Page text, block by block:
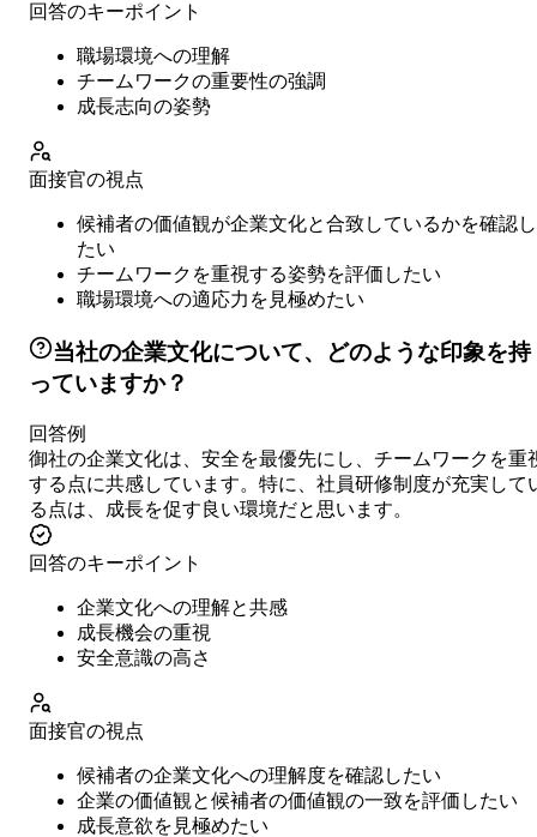
回答のキーポイント
職場環境への理解
チームワークの重要性の強調
成長志向の姿勢
面接官の視点
候補者の価値観が企業文化と合致しているかを確認し
たい
チームワークを重視する姿勢を評価したい
職場環境への適応力を見極めたい
当社の企業文化について、どのような印象を持
っていますか？
回答例
御社の企業文化は、安全を最優先にし、チームワークを重
する点に共感しています。特に、社員研修制度が充実して
る点は、成長を促す良い環境だと思います。
回答のキーポイント
企業文化への理解と共感
成長機会の重視
安全意識の高さ
面接官の視点
候補者の企業文化への理解度を確認したい
企業の価値観と候補者の価値観の一致を評価したい
成長意欲を見極めたい